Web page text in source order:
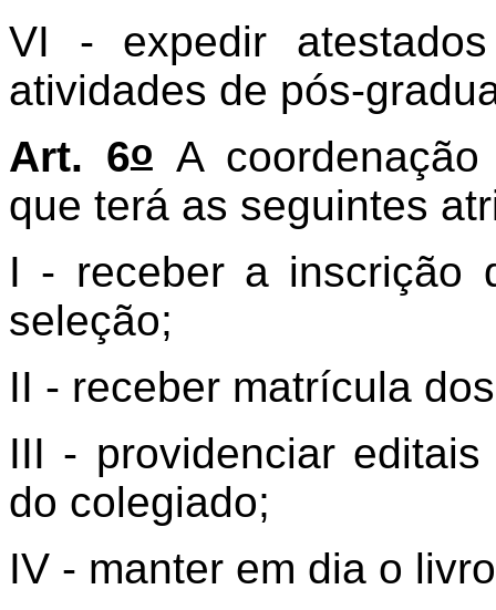
VI - expedir
atividades de pós-
Art. 6o
A
que terá as seguintes
I - receber a inscrição
seleção;
II - receber matrícula
III - providenciar
do colegiado;
IV - manter em dia o